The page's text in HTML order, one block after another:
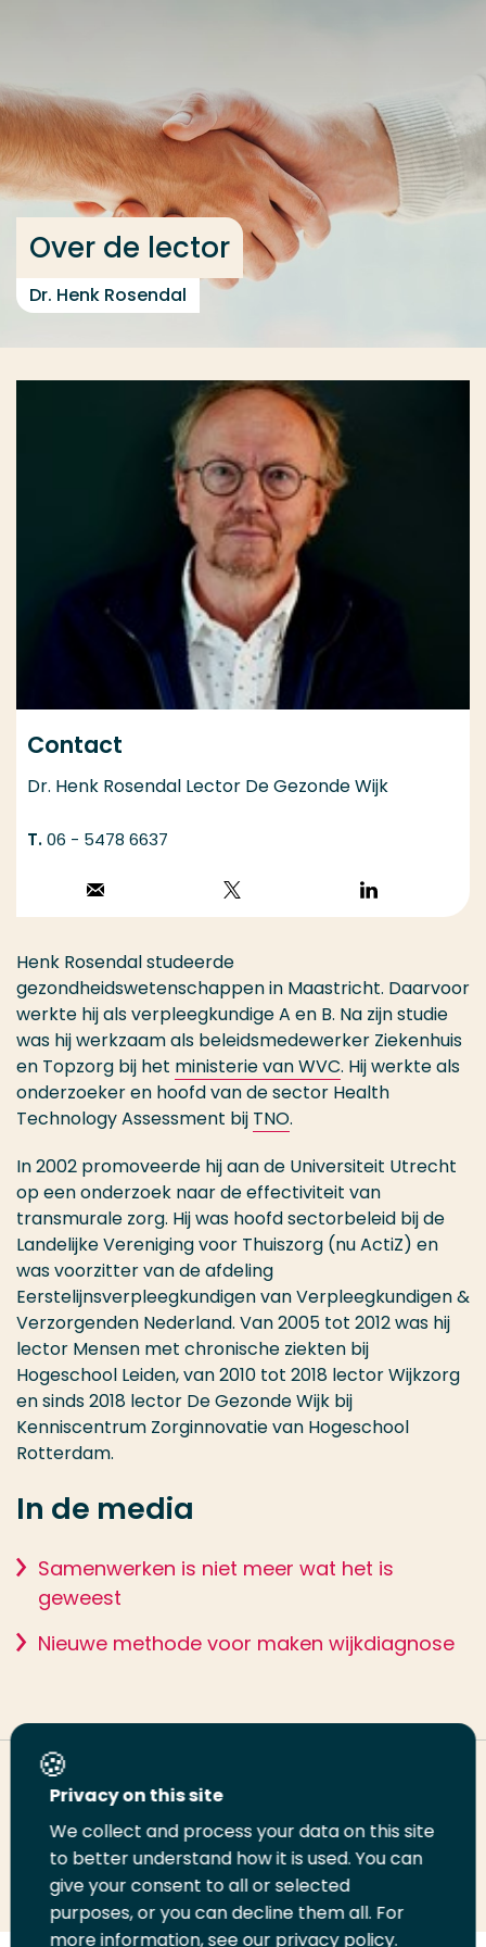
Over de lector
Dr. Henk Rosendal
Contact
Dr. Henk Rosendal Lector De Gezonde Wijk
06 - 5478 6637
Stuur een email
LinkedIn
Henk Rosendal studeerde
gezondheidswetenschappen in Maastricht. Daarvoor
werkte hij als verpleegkundige A en B. Na zijn studie
was hij werkzaam als beleidsmedewerker Ziekenhuis
en Topzorg bij het ministerie van WVC. Hij werkte als
onderzoeker en hoofd van de sector Health
Technology Assessment bij TNO.
In 2002 promoveerde hij aan de Universiteit Utrecht
op een onderzoek naar de effectiviteit van
transmurale zorg. Hij was hoofd sectorbeleid bij de
Landelijke Vereniging voor Thuiszorg (nu ActiZ) en
was voorzitter van de afdeling
Eerstelijnsverpleegkundigen van Verpleegkundigen &
Verzorgenden Nederland. Van 2005 tot 2012 was hij
lector Mensen met chronische ziekten bij
Hogeschool Leiden, van 2010 tot 2018 lector Wijkzorg
en sinds 2018 lector De Gezonde Wijk bij
Kenniscentrum Zorginnovatie van Hogeschool
Rotterdam.
In de media
Samenwerken is niet meer wat het is
geweest
Nieuwe methode voor maken wijkdiagnose
Deel deze pagina
Deel
LinkedIn
Deel
op
Twitter
Deel
op
Facebook
Email
deze
pagina
Print
deze
pagina
Veel gezocht
Opleiding
Privacy on this site
We collect and process your data on this site
to better understand how it is used. You can
give your consent to all or selected
purposes, or you can decline them all. For
more information, see our privacy policy.